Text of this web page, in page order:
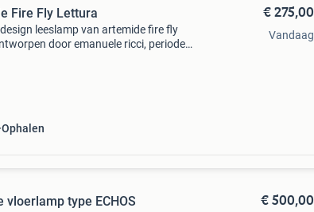
Fire Fly Lettura
leeslamp van artemide fire fly
door emanuele ricci, periode
Ophalen
€ 275,00
Vandaag
vloerlamp type ECHOS € 500,00